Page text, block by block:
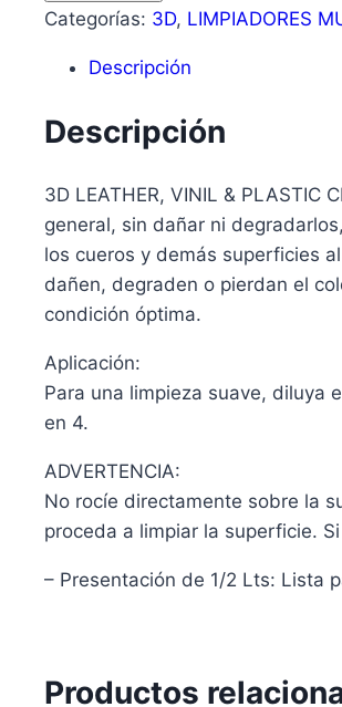
Categorías: 3D, LIMPIADORES
Descripción
Descripción
3D LEATHER, VINIL &
general, sin dañar ni
los cueros y demás superficies
dañen, degraden o pierdan el
condición óptima.
Aplicación:
Para una limpieza suave, diluya
en 4.
ADVERTENCIA:
No rocíe directamente sobre la
proceda a limpiar la superficie.
– Presentación de 1/2 Lts: Lista
Productos